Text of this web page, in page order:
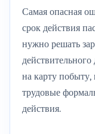
Самая опасная
срок действия
нужно решать
на карту побыту,
трудовые
действия.